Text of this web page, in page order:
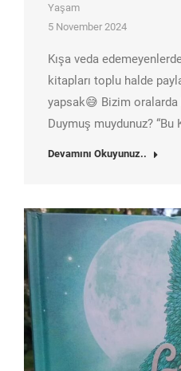
Yaşam
5 November 2024
Kışa veda
kitapları toplu halde
yapsak😅 Bizim oralarda
Duymuş muydunuz? “Bu
Devamını Okuyunuz..